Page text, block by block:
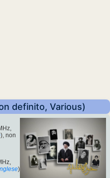
definito, Various)
), non
)